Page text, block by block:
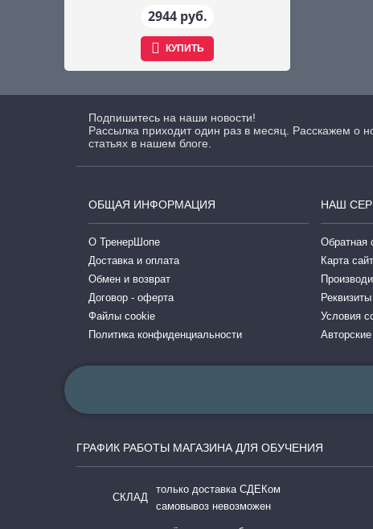
2944 руб.
КУПИТЬ
Подпишитесь на наши новости!
Рассылка приходит один раз в месяц. Расскажем о
статьях в нашем блоге.
ОБЩАЯ ИНФОРМАЦИЯ
О ТренерШопе
Доставка и оплата
Обмен и возврат
Договор - оферта
Файлы cookie
Политика конфиденциальности
НАШ
Обратная
Карта
Реквизиты
Условия
ГРАФИК РАБОТЫ МАГАЗИНА ДЛЯ ОБУЧЕНИЯ
СКЛАД
только доставка СДЕКом
самовывоз невозможен